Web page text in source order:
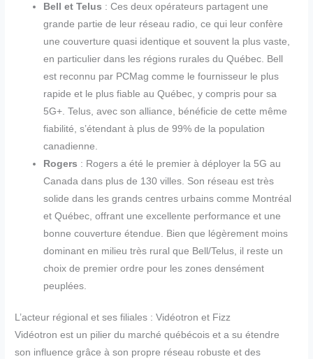
Bell et Telus : Ces deux opérateurs partagent une
grande partie de leur réseau radio, ce qui leur confère
une couverture quasi identique et souvent la plus vaste,
en particulier dans les régions rurales du Québec. Bell
est reconnu par PCMag comme le fournisseur le plus
rapide et le plus fiable au Québec, y compris pour sa
5G+. Telus, avec son alliance, bénéficie de cette même
fiabilité, s’étendant à plus de 99% de la population
canadienne.
Rogers : Rogers a été le premier à déployer la 5G au
Canada dans plus de 130 villes. Son réseau est très
solide dans les grands centres urbains comme Montréal
et Québec, offrant une excellente performance et une
bonne couverture étendue. Bien que légèrement moins
dominant en milieu très rural que Bell/Telus, il reste un
choix de premier ordre pour les zones densément
peuplées.
L’acteur régional et ses filiales : Vidéotron et Fizz
Vidéotron est un pilier du marché québécois et a su étendre
son influence grâce à son propre réseau robuste et des